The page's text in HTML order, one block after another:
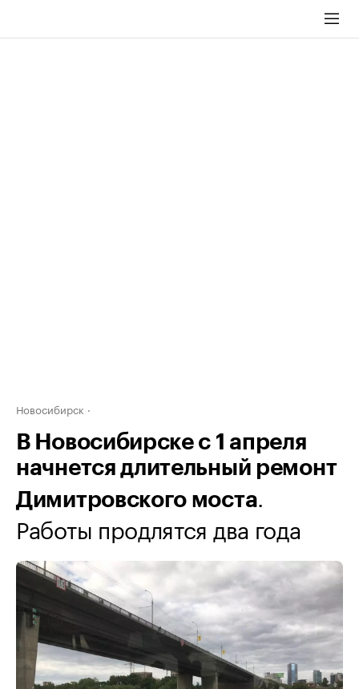
Новосибирск
В Новосибирске с 1 апреля
начнется длительный ремонт
Димитровского моста.
Работы продлятся два года